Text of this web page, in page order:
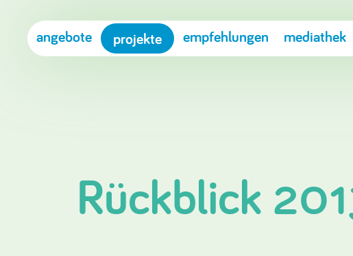
angebote projekte empfehlungen mediathek
Rückblick